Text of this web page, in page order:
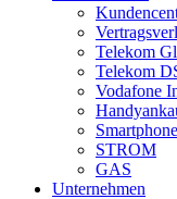
Telekom
Telekom
Vodafone
STROM
GAS
Unternehmen